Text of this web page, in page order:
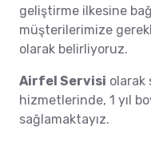
geliştirme ilkesine
müşterilerimize
olarak belirliyoruz.
Airfel Servisi olarak
hizmetlerinde, 1 yıl
sağlamaktayız.